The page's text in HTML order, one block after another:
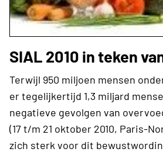
SIAL 2010 in teken
Terwijl 950 miljoen mensen
er tegelijkertijd 1,3 miljard
negatieve gevolgen van
(17 t/m 21 oktober 2010, Paris-
zich sterk voor dit